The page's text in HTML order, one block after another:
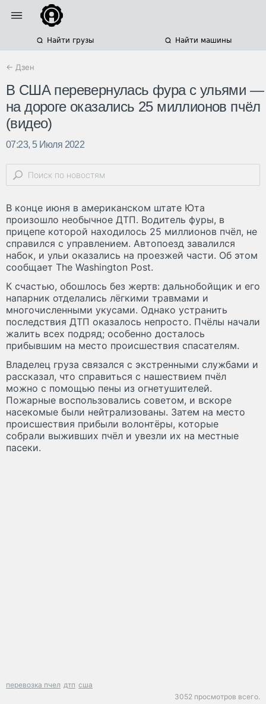
Найти грузы Найти машины
← Дзен
В США перевернулась фура с ульями —
на дороге оказались 25 миллионов пчёл
(видео)
07:23, 5 Июля 2022
В конце июня в американском штате Юта
произошло необычное ДТП. Водитель фуры, в
прицепе которой находилось 25 миллионов пчёл, не
справился с управлением. Автопоезд завалился
набок, и ульи оказались на проезжей части. Об этом
сообщает The Washington Post.
К счастью, обошлось без жертв: дальнобойщик и его
напарник отделались лёгкими травмами и
многочисленными укусами. Однако устранить
последствия ДТП оказалось непросто. Пчёлы начали
жалить всех подряд; особенно досталось
прибывшим на место происшествия спасателям.
Владелец груза связался с экстренными службами и
рассказал, что справиться с нашествием пчёл
можно с помощью пены из огнетушителей.
Пожарные воспользовались советом, и вскоре
насекомые были нейтрализованы. Затем на место
происшествия прибыли волонтёры, которые
собрали выживших пчёл и увезли их на местные
пасеки.
перевозка пчел дтп сша
3052 просмотров всего.